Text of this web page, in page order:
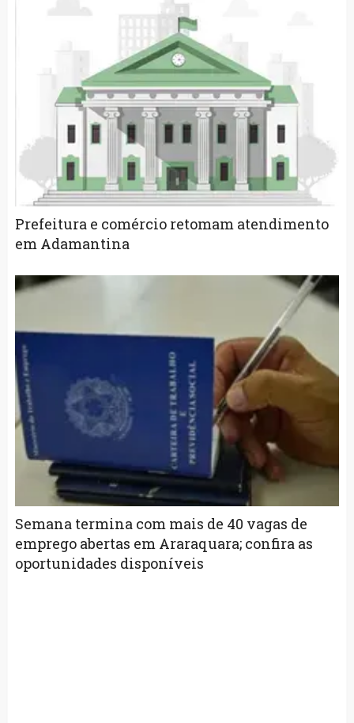
Prefeitura e comércio retomam atendimento
em Adamantina
Semana termina com mais de 40 vagas de
emprego abertas em Araraquara; confira as
oportunidades disponíveis